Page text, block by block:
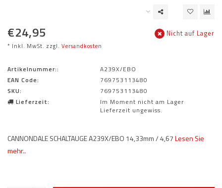
€24,95
* Inkl. MwSt. zzgl. Versandkosten
Nicht auf Lager
Artikelnummer::
A239X/EBO
EAN Code:
769753113480
SKU:
769753113480
Lieferzeit:
Im Moment nicht am Lager
Lieferzeit ungewiss.
CANNONDALE SCHALTAUGE A239X/EBO 14,33mm / 4,67Lesen Sie
mehr..